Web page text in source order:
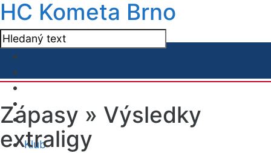
HC Kometa Brno
Klub
Zápasy » Výsledky
extraligy